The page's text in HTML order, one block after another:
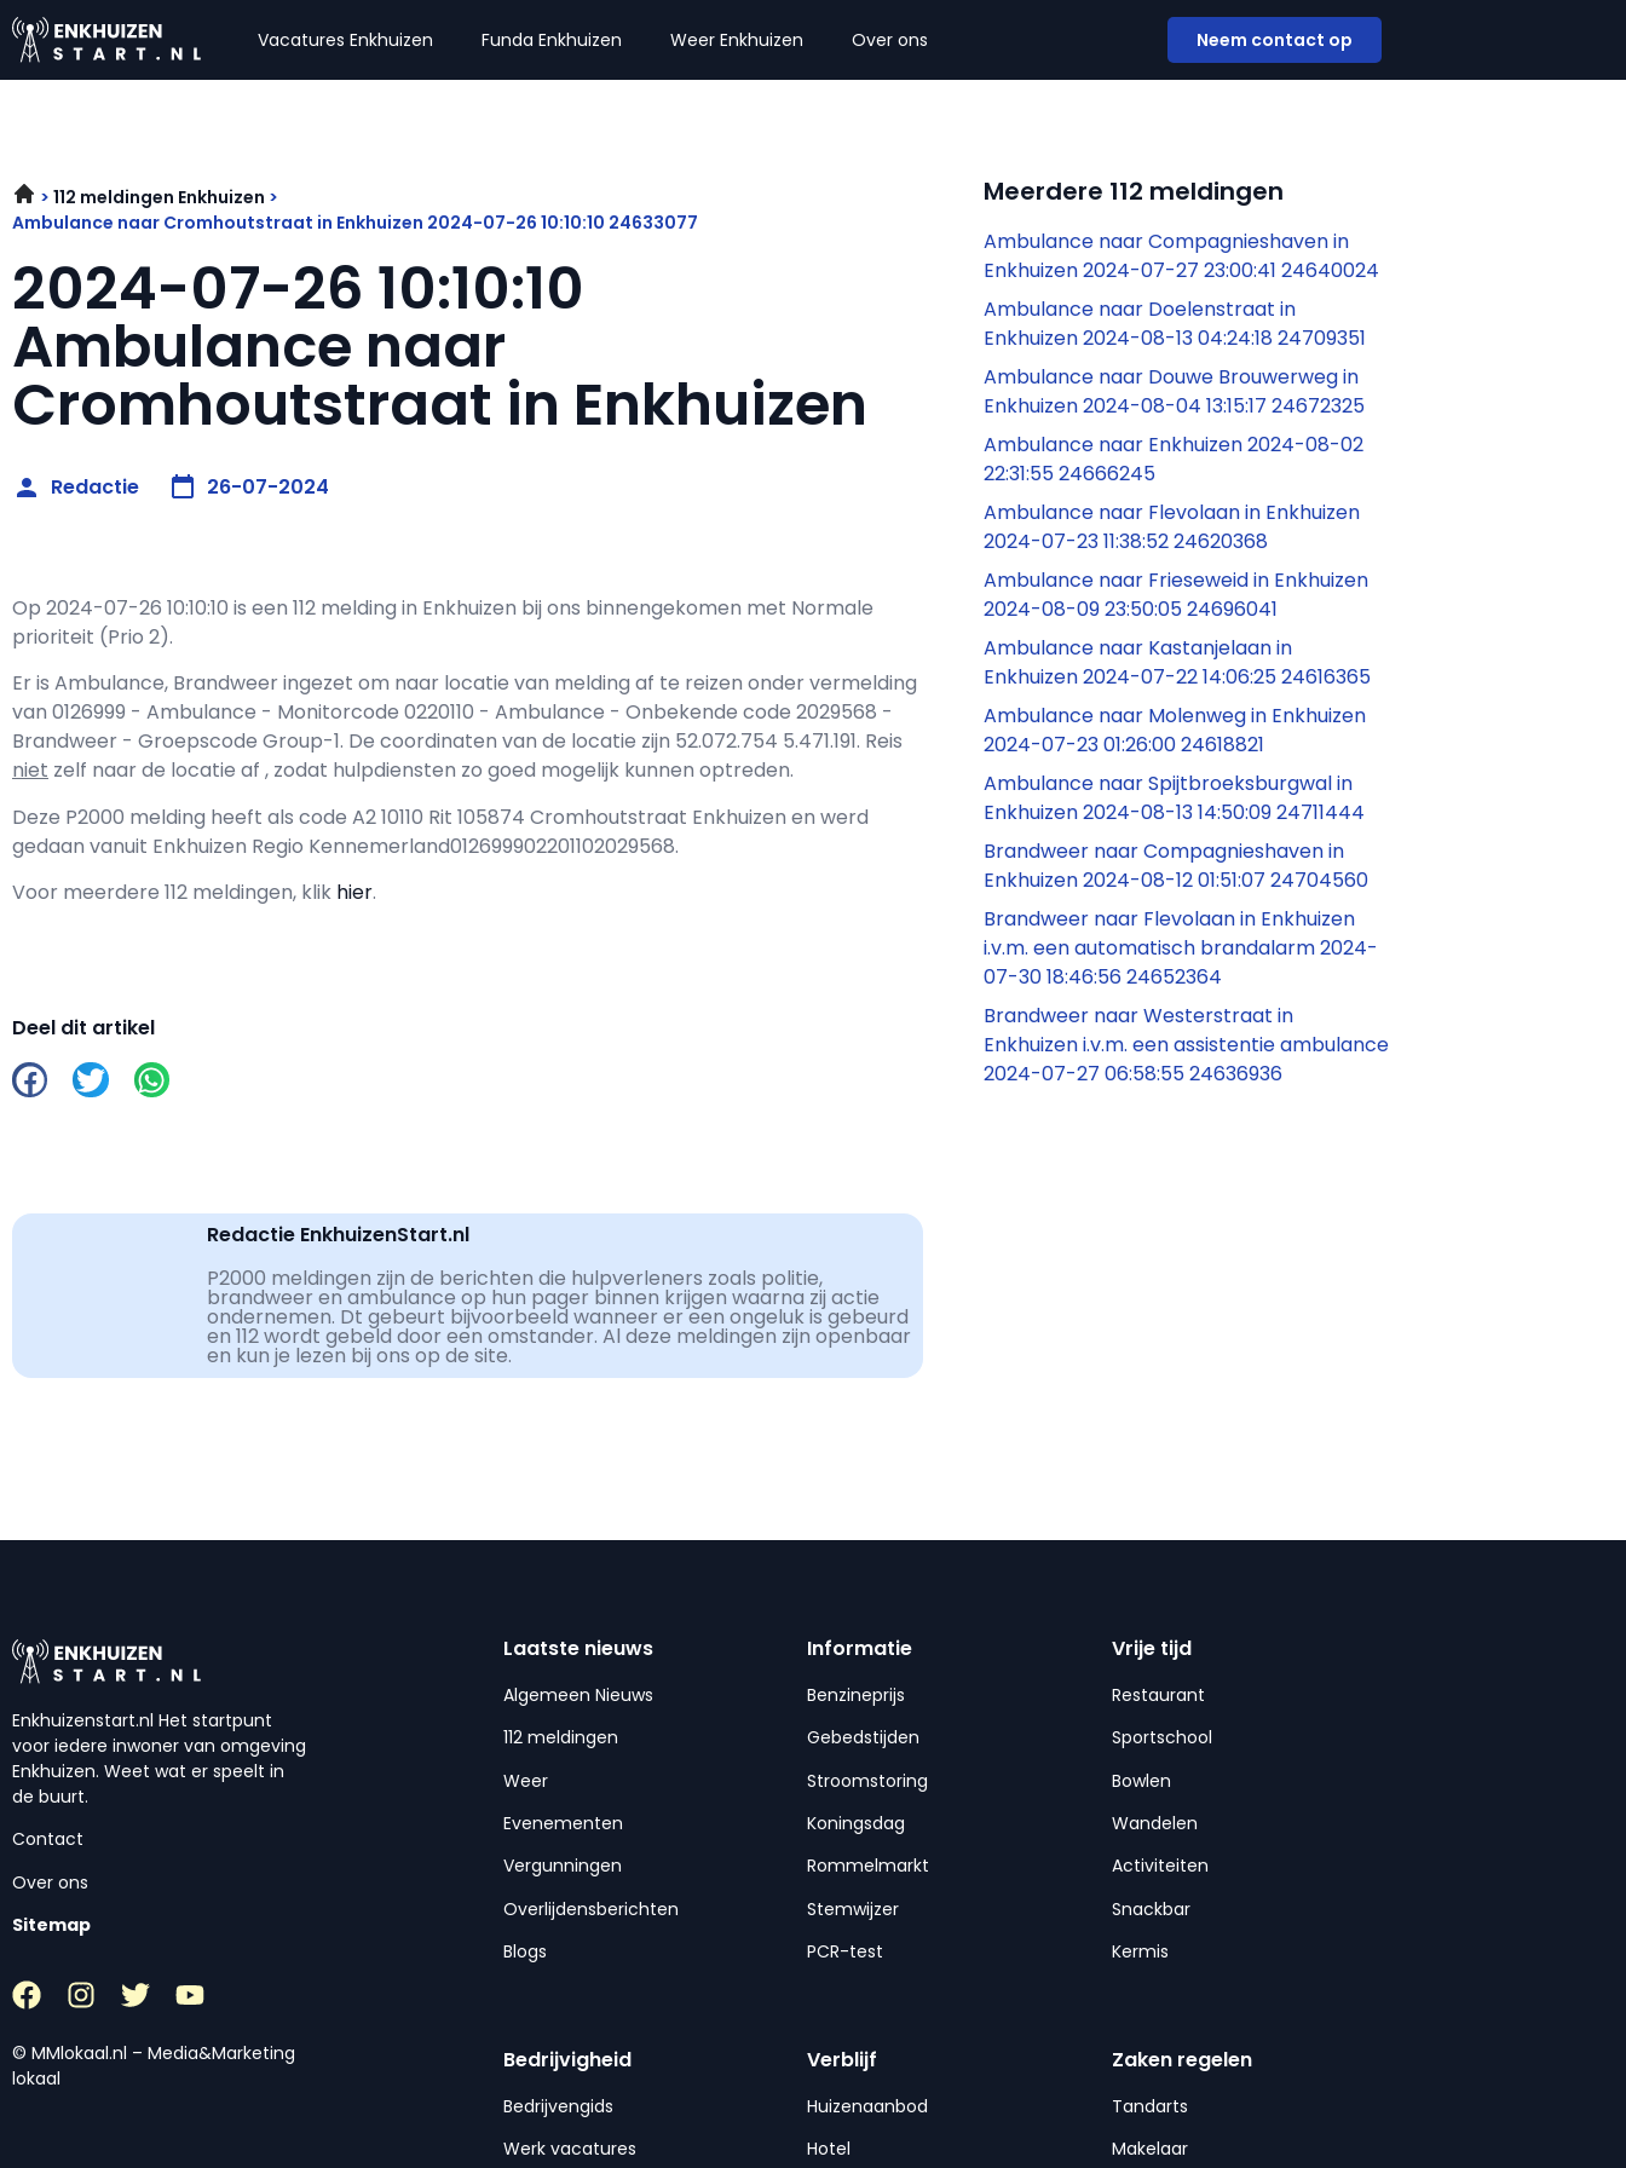
Vacatures Enkhuizen Funda Enkhuizen Weer Enkhuizen Over ons Neem contact op
112 meldingen Enkhuizen
Ambulance naar Cromhoutstraat in Enkhuizen 2024-07-26 10:10:10 24633077
2024-07-26 10:10:10
Ambulance naar
Cromhoutstraat in Enkhuizen
Redactie 26-07-2024
Op 2024-07-26 10:10:10 is een 112 melding in Enkhuizen bij ons binnengekomen met Normale
prioriteit (Prio 2).
Er is Ambulance, Brandweer ingezet om naar locatie van melding af te reizen onder vermelding
van 0126999 - Ambulance - Monitorcode 0220110 - Ambulance - Onbekende code 2029568 -
Brandweer - Groepscode Group-1. De coordinaten van de locatie zijn 52.072.754 5.471.191. Reis
niet zelf naar de locatie af , zodat hulpdiensten zo goed mogelijk kunnen optreden.
Deze P2000 melding heeft als code A2 10110 Rit 105874 Cromhoutstraat Enkhuizen en werd
gedaan vanuit Enkhuizen Regio Kennemerland012699902201102029568.
Voor meerdere 112 meldingen, klik hier.
Deel dit artikel
Redactie EnkhuizenStart.nl
P2000 meldingen zijn de berichten die hulpverleners zoals politie,
brandweer en ambulance op hun pager binnen krijgen waarna zij actie
ondernemen. Dt gebeurt bijvoorbeeld wanneer er een ongeluk is gebeurd
en 112 wordt gebeld door een omstander. Al deze meldingen zijn openbaar
en kun je lezen bij ons op de site.
Meerdere 112 meldingen
Ambulance naar Compagnieshaven in
Enkhuizen 2024-07-27 23:00:41 24640024
Ambulance naar Doelenstraat in
Enkhuizen 2024-08-13 04:24:18 24709351
Ambulance naar Douwe Brouwerweg in
Enkhuizen 2024-08-04 13:15:17 24672325
Ambulance naar Enkhuizen 2024-08-02
22:31:55 24666245
Ambulance naar Flevolaan in Enkhuizen
2024-07-23 11:38:52 24620368
Ambulance naar Frieseweid in Enkhuizen
2024-08-09 23:50:05 24696041
Ambulance naar Kastanjelaan in
Enkhuizen 2024-07-22 14:06:25 24616365
Ambulance naar Molenweg in Enkhuizen
2024-07-23 01:26:00 24618821
Ambulance naar Spijtbroeksburgwal in
Enkhuizen 2024-08-13 14:50:09 24711444
Brandweer naar Compagnieshaven in
Enkhuizen 2024-08-12 01:51:07 24704560
Brandweer naar Flevolaan in Enkhuizen
i.v.m. een automatisch brandalarm 2024-
07-30 18:46:56 24652364
Brandweer naar Westerstraat in
Enkhuizen i.v.m. een assistentie ambulance
2024-07-27 06:58:55 24636936
Enkhuizenstart.nl Het startpunt
voor iedere inwoner van omgeving
Enkhuizen. Weet wat er speelt in
de buurt.
Contact
Over ons
Sitemap
© MMlokaal.nl – Media&Marketing
lokaal
Laatste nieuws
Algemeen Nieuws
112 meldingen
Weer
Evenementen
Vergunningen
Overlijdensberichten
Blogs
Informatie
Benzineprijs
Gebedstijden
Stroomstoring
Koningsdag
Rommelmarkt
Stemwijzer
PCR-test
Vrije tijd
Restaurant
Sportschool
Bowlen
Wandelen
Activiteiten
Snackbar
Kermis
Bedrijvigheid
Bedrijvengids
Werk vacatures
Verblijf
Huizenaanbod
Hotel
Zaken regelen
Tandarts
Makelaar